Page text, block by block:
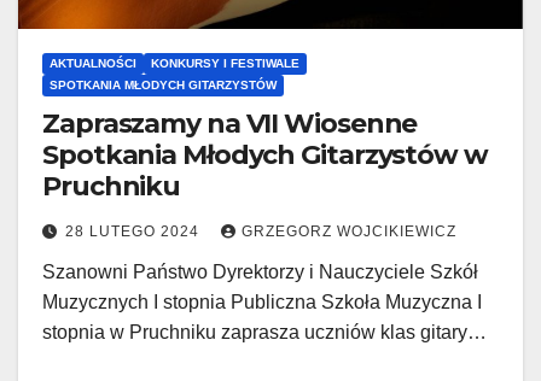
AKTUALNOŚCI
KONKURSY I FESTIWALE
SPOTKANIA MŁODYCH GITARZYSTÓW
Zapraszamy na VII Wiosenne
Spotkania Młodych Gitarzystów w
Pruchniku
28 LUTEGO 2024 GRZEGORZ WOJCIKIEWICZ
Szanowni Państwo Dyrektorzy i Nauczyciele Szkół
Muzycznych I stopnia Publiczna Szkoła Muzyczna I
stopnia w Pruchniku zaprasza uczniów klas gitary…